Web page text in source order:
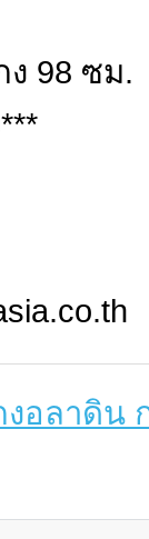
ง 98 ซม.
งอลาดิน